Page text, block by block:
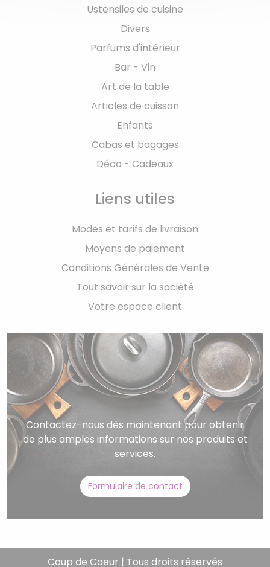
Ustensiles de cuisine
Divers
Parfums d'intérieur
Bar - Vin
Art de la table
Articles de cuisson
Enfants
Cabas et bagages
Déco - Cadeaux
Liens utiles
Modes et tarifs de livraison
Moyens de paiement
Conditions Générales de Vente
Tout savoir sur la société
Votre espace client
Contactez-nous dès maintenant pour obtenir
de plus amples informations sur nos produits et
services.
Formulaire de contact
Coup de Coeur | Tous droits réservés